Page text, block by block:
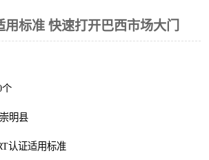
标准 快速打开巴西市场大门
个
明县
认证适用标准